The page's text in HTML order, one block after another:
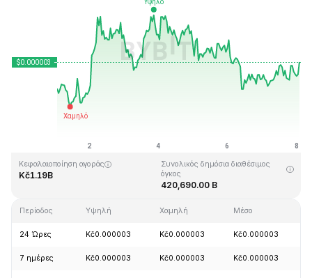
Τελευταία ενημέρωση στις: 2026-08-08, 02:00 GMT+0
Κεφαλαιοποίηση αγοράς
Kč1.19B
Συνολικός δημόσια διαθέσιμος
όγκος
420,690.00 B
Περίοδος Υψηλή Χαμηλή Μέσο
24 Ώρες Kč0.000003 Kč0.000003 Kč0.000003
7 ημέρες Kč0.000003 Kč0.000003 Kč0.000003